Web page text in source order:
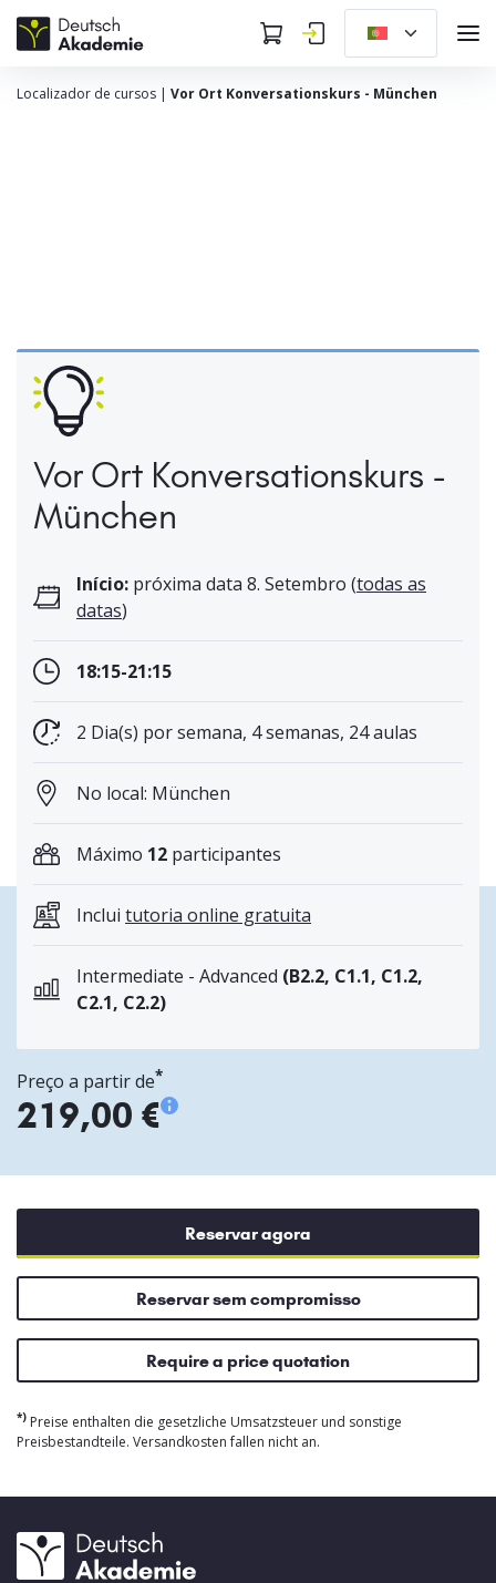
Localizador de cursos | Vor Ort Konversationskurs - München
Vor Ort Konversationskurs -
München
Início: próxima data 8. Setembro (todas as
datas)
18:15-21:15
2 Dia(s) por semana, 4 semanas, 24 aulas
No local: München
Máximo 12 participantes
Inclui tutoria online gratuita
Intermediate - Advanced (B2.2, C1.1, C1.2,
C2.1, C2.2)
Preço a partir de*
219,00 €
Reservar agora
Reservar sem compromisso
Require a price quotation
*) Preise enthalten die gesetzliche Umsatzsteuer und sonstige
Preisbestandteile. Versandkosten fallen nicht an.